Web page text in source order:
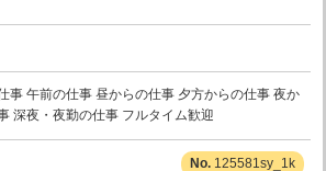
事 午前の仕事 昼からの仕事 夕方からの仕事 夜か
深夜・夜勤の仕事 フルタイム歓迎
125581sy_1k